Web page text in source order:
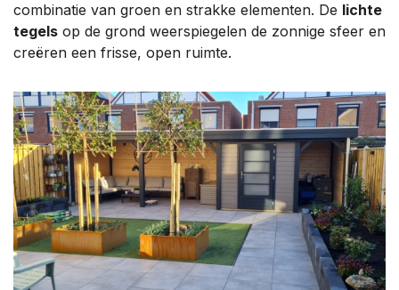
combinatie van groen en strakke elementen. De lichte
tegels op de grond weerspiegelen de zonnige sfeer en
creëren een frisse, open ruimte.